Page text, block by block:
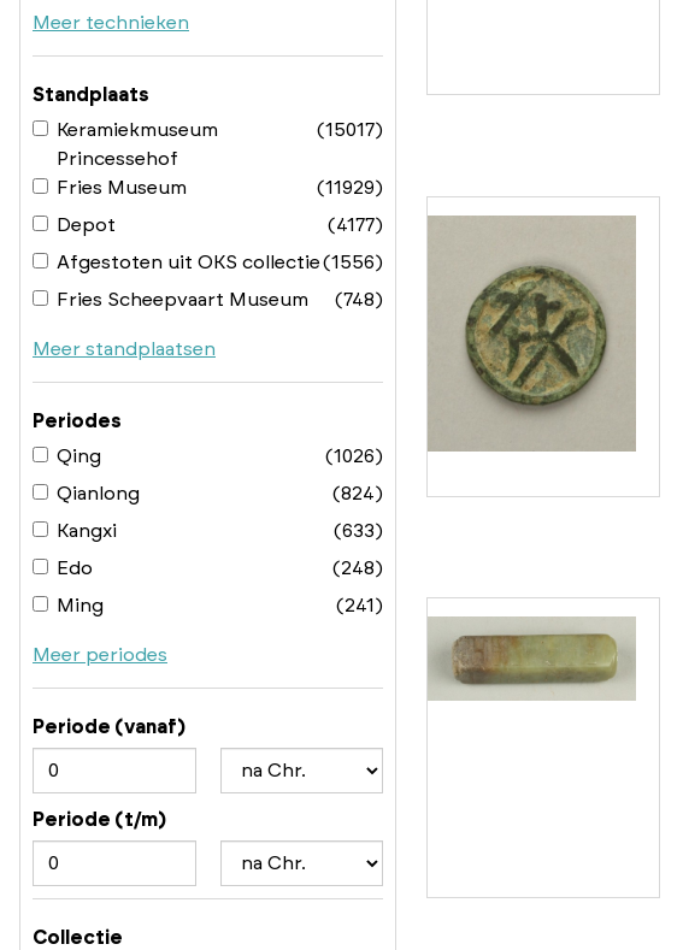
Meer technieken
Standplaats
Keramiekmuseum
Princessehof
(15017)
Fries Museum
(11929)
Depot
(4177)
Afgestoten uit OKS collectie(1556)
Fries Scheepvaart Museum
(748)
Meer standplaatsen
Periodes
Qing
(1026)
Qianlong
(824)
Kangxi
(633)
Edo
(248)
Ming
(241)
Meer periodes
Periode (vanaf)
Periode (t/m)
Collectie